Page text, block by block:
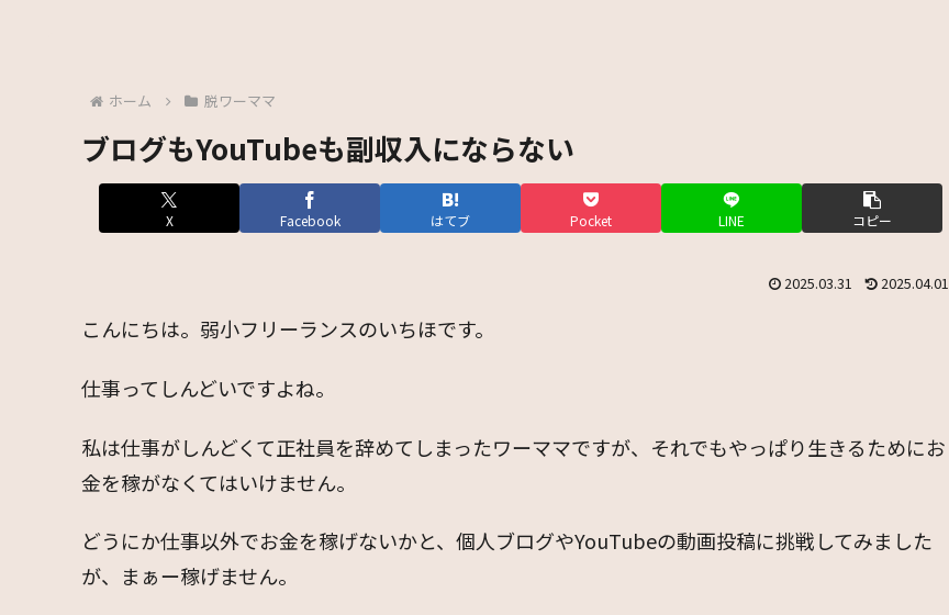
ホーム 脱ワーママ
ブログもYouTubeも副収入にならない
X Facebook はてブ Pocket LINE コピー
2025.03.31 2025.04.01
こんにちは。弱小フリーランスのいちほです。
仕事ってしんどいですよね。
私は仕事がしんどくて正社員を辞めてしまったワーママですが、それでもやっぱり生きるためにお
金を稼がなくてはいけません。
どうにか仕事以外でお金を稼げないかと、個人ブログやYouTubeの動画投稿に挑戦してみました
が、まぁー稼げません。